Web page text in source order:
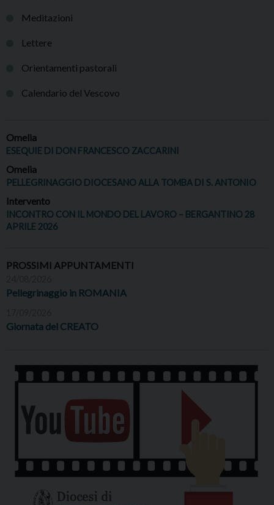
Meditazioni
Lettere
Orientamenti pastorali
Calendario del Vescovo
Omelia
ESEQUIE DI DON FRANCESCO ZACCARINI
Omelia
PELLEGRINAGGIO DIOCESANO ALLA TOMBA DI S. ANTONIO
Intervento
INCONTRO CON IL MONDO DEL LAVORO – BERGANTINO 28
APRILE 2026
PROSSIMI APPUNTAMENTI
Pellegrinaggio in ROMANIA
Giornata del CREATO